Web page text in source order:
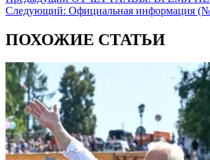
Следующий: Официальная информация (№
ПОХОЖИЕ СТАТЬИ